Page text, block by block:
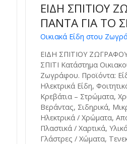
ΕΙΔΗ ΣΠΙΤΙΟΥ
ΠΑΝΤΑ ΓΙΑ ΤΟ
Οικιακά Είδη στου
ΕΙΔΗ ΣΠΙΤΙΟΥ
ΣΠΙΤΙ Κατάστημα
Ζωγράφου. Προϊόντα:
Ηλεκτρικά Είδη,
Κρεβάτια – Στρώματα,
Βεράντας, Σιδηρικά,
Ηλεκτρικά / Χρώματα,
Πλαστικά / Χαρτικά,
Γλάστρες / Χώματα,